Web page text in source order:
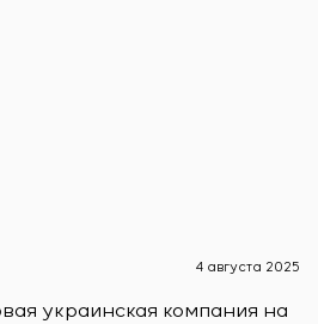
4 августа 2025
украинская компания на